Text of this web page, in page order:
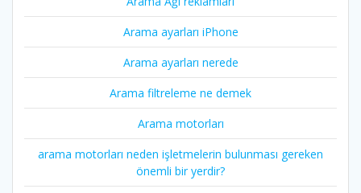
Arama ayarları iPhone
Arama ayarları nerede
Arama filtreleme ne demek
Arama motorları
arama motorları neden işletmelerin bulunması gereken
önemli bir yerdir?